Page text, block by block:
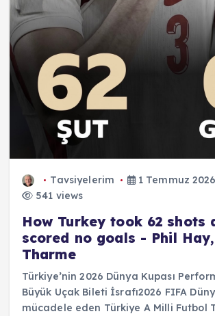
Tavsiyelerim
1 Temmuz 2026
541 views
How Turkey took 62 shots
scored no goals - Phil
Tharme
Türkiye’nin 2026 Dünya Kupası
Büyük Uçak Bileti İsrafı2026 FIFA
mücadele eden Türkiye A Milli Futbol